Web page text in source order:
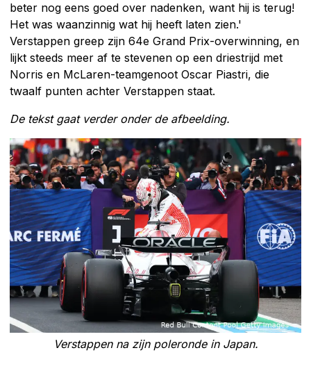
beter nog eens goed over nadenken, want hij is terug!
Het was waanzinnig wat hij heeft laten zien.'
Verstappen greep zijn 64e Grand Prix-overwinning, en
lijkt steeds meer af te stevenen op een driestrijd met
Norris en McLaren-teamgenoot Oscar Piastri, die
twaalf punten achter Verstappen staat.
De tekst gaat verder onder de afbeelding.
Verstappen na zijn poleronde in Japan.